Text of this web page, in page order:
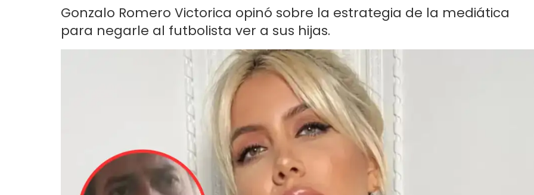
Gonzalo Romero Victorica opinó sobre la estrategia de la mediática
para negarle al futbolista ver a sus hijas.